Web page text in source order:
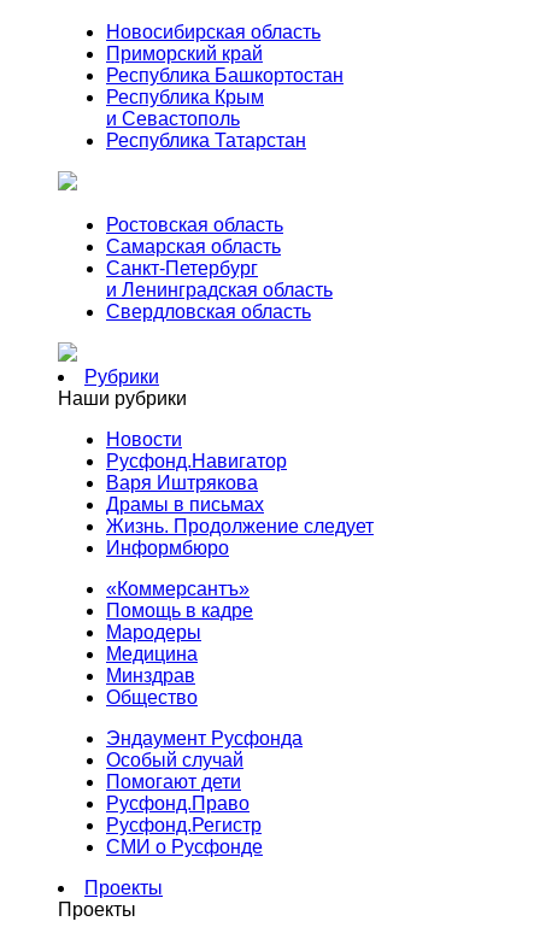
Новосибирская область
Приморский край
Республика Башкортостан
Республика Крым
и Севастополь
Республика Татарстан
Ростовская область
Самарская область
Санкт-Петербург
и Ленинградская область
Свердловская область
Рубрики
Наши рубрики
Новости
Русфонд.Навигатор
Варя Иштрякова
Драмы в письмах
Жизнь. Продолжение следует
Информбюро
«Коммерсантъ»
Помощь в кадре
Мародеры
Медицина
Минздрав
Общество
Эндаумент Русфонда
Особый случай
Помогают дети
Русфонд.Право
Русфонд.Регистр
СМИ о Русфонде
Проекты
Проекты